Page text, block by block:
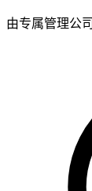
由专属管理公